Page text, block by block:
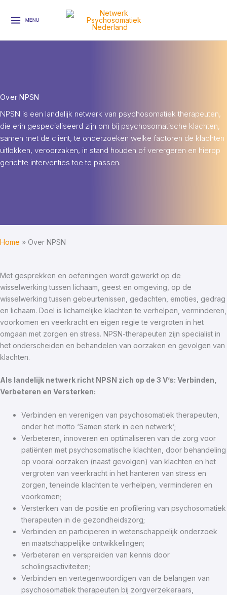
naar
inhoud
MENU
Over NPSN
NPSN is een landelijk netwerk van psychosomatiek therapeuten,
die erin gespecialiseerd zijn om bij psychosomatische klachten,
samen met de client, te onderzoeken welke factoren de klachten
uitlokken, veroorzaken, in stand houden of verergeren en hierop
gerichte interventies toe te passen.
Home Over NPSN
Met gesprekken en oefeningen wordt gewerkt op de
wisselwerking tussen lichaam, geest en omgeving, op de
wisselwerking tussen gebeurtenissen, gedachten, emoties, gedrag
en lichaam. Doel is lichamelijke klachten te verhelpen, verminderen,
voorkomen en veerkracht en eigen regie te vergroten in het
omgaan met zorgen en stress. NPSN-therapeuten zijn specialist in
het onderscheiden en behandelen van oorzaken en gevolgen van
klachten.
Als landelijk netwerk richt NPSN zich op de 3 V’s: Verbinden,
Verbeteren en Versterken:
Verbinden en verenigen van psychosomatiek therapeuten,
onder het motto ‘Samen sterk in een netwerk’;
Verbeteren, innoveren en optimaliseren van de zorg voor
patiënten met psychosomatische klachten, door behandeling
op vooral oorzaken (naast gevolgen) van klachten en het
vergroten van veerkracht in het hanteren van stress en
zorgen, teneinde klachten te verhelpen, verminderen en
voorkomen;
Versterken van de positie en profilering van psychosomatiek
therapeuten in de gezondheidszorg;
Verbinden en participeren in wetenschappelijk onderzoek
en maatschappelijke ontwikkelingen;
Verbeteren en verspreiden van kennis door
scholingsactiviteiten;
Verbinden en vertegenwoordigen van de belangen van
psychosomatiek therapeuten bij zorgverzekeraars,